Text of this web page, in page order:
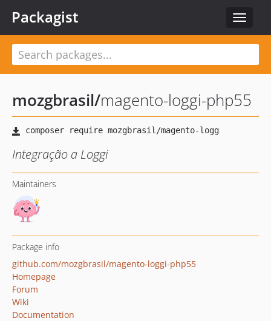
Toggle
Packagist
mozgbrasil/magento-loggi-php55
Integração a Loggi
Maintainers
Package info
github.com/mozgbrasil/magento-loggi-php55
Homepage
Forum
Wiki
Documentation